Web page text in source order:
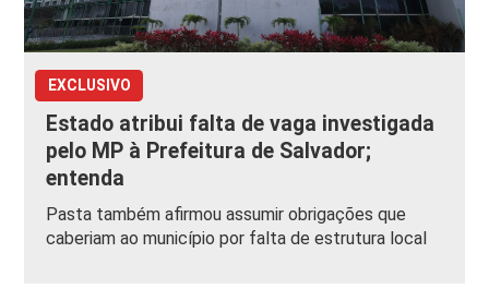
EXCLUSIVO
Estado atribui falta de vaga investigada
pelo MP à Prefeitura de Salvador;
entenda
Pasta também afirmou assumir obrigações que
caberiam ao município por falta de estrutura local